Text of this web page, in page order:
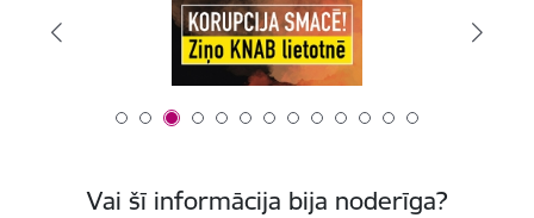
Vai šī informācija bija noderīga?